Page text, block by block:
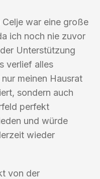
war eine große
ich noch nie zuvor
Unterstützung
verlief alles
meinen Hausrat
sondern auch
perfekt
und würde
wieder
von der